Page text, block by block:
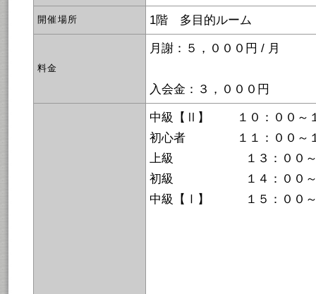
開催場所 1階 多目的ルーム
料金
月謝：５，０００円 / 月
入会金：３，０００円
中級【Ⅱ】 １０：００～
初心者 １１：００～１
上級 １３：００～１
初級 １４：００～１
中級【Ⅰ】 １５：００～